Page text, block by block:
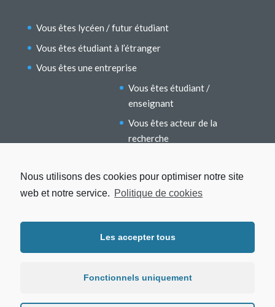
Nous utilisons des cookies pour optimiser notre site
web et notre service. Politique de cookies
Les accepter tous
Fonctionnels uniquement
Vous êtes lycéen / futur étudiant
Vous êtes étudiant à l’étranger
Vous êtes une entreprise
Vous êtes étudiant /
enseignant
Vous êtes acteur de la
recherche
Mentions légales
Protection des données